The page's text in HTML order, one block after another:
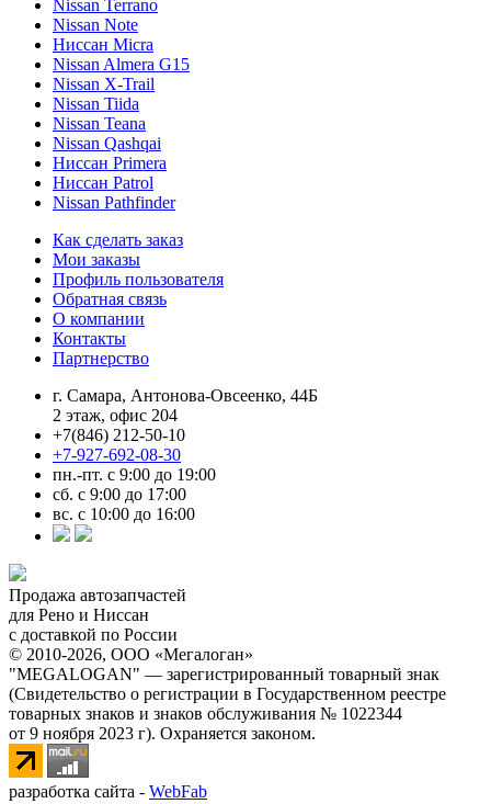
Nissan Terrano
Nissan Note
Ниссан Micra
Nissan Almera G15
Nissan X-Trail
Nissan Tiida
Nissan Teana
Nissan Qashqai
Ниссан Primera
Ниссан Patrol
Nissan Pathfinder
Как сделать заказ
Мои заказы
Профиль пользователя
Обратная связь
О компании
Контакты
Партнерство
г. Самара, Антонова-Овсеенко, 44Б
2 этаж, офис 204
+7(846) 212-50-10
+7-927-692-08-30
пн.-пт. с 9:00 до 19:00
сб. с 9:00 до 17:00
вс. с 10:00 до 16:00
Продажа автозапчастей
для Рено и Ниссан
с доставкой по России
© 2010-2026, ООО «Мегалоган»
"MEGALOGAN" — зарегистрированный товарный знак
(Свидетельство о регистрации в Государственном реестре
товарных знаков и знаков обслуживания № 1022344
от 9 ноября 2023 г). Охраняется законом.
разработка сайта - WebFab